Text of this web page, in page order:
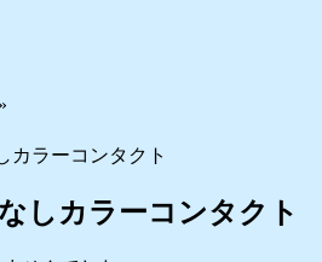
»
カラーコンタクト
しカラーコンタクト